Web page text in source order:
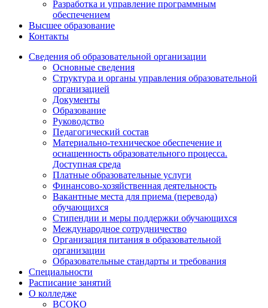
Разработка и управление программным
обеспечением
Высшее образование
Контакты
Сведения об образовательной организации
Основные сведения
Структура и органы управления образовательной
организацией
Документы
Образование
Руководство
Педагогический состав
Материально-техническое обеспечение и
оснащенность образовательного процесса.
Доступная среда
Платные образовательные услуги
Финансово-хозяйственная деятельность
Вакантные места для приема (перевода)
обучающихся
Стипендии и меры поддержки обучающихся
Международное сотрудничество
Организация питания в образовательной
организации
Образовательные стандарты и требования
Специальности
Расписание занятий
О колледже
ВСОКО